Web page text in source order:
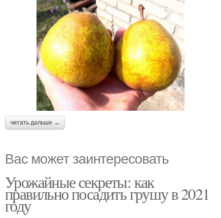
читать дальше →
Вас может заинтересовать
Урожайные секреты: как
правильно посадить грушу в 2021
году